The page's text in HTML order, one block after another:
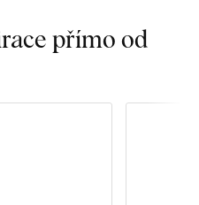
přímo od